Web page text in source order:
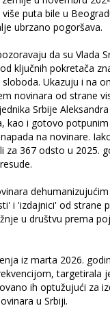
puta bile u
ubrzano pogoršava.
da su Vlada
ključnih pokretača
Ukazuju i na
novinara od strane
Srbije
kao i gotovo
na novinare.
za 367 odsto u 2025.
i 'izdajnici' od strane
u društvu prema
iz marta 2026.
targetirala
ih optužujući za
u Srbiji.